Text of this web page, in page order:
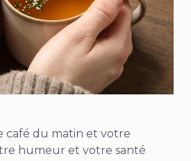
café du matin et votre
humeur et votre santé